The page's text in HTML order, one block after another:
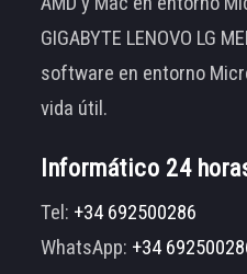
GIGABYTE LENOVO LG
software en entorno
vida útil.
Informático 24
Tel: +34 692500286
WhatsApp: +34